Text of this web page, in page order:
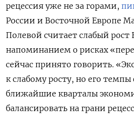
рецессия уже не за горами,
России и Восточной Европе
Полевой считает слабый рост
напоминанием о рисках
сейчас принято говорить.
к слабому росту, но его
ближайшие кварталы
балансировать на грани